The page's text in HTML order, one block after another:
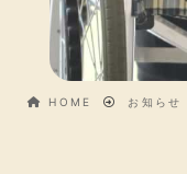
HOME お知らせ